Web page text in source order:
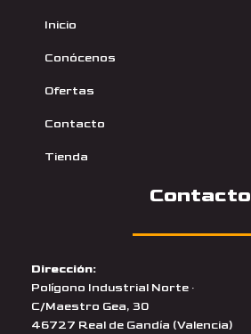
Inicio
Conócenos
Ofertas
Contacto
Tienda
Contacto
Dirección:
Polígono Industrial Norte ·
C/Maestro Gea, 30
46727 Real de Gandía (Valencia)